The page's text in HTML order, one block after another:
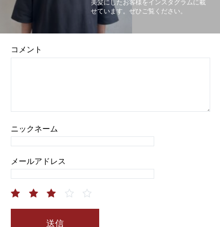
美髪にしたお客様をインスタグラムに載
せています。ぜひご覧ください。
コメント
ニックネーム
メールアドレス